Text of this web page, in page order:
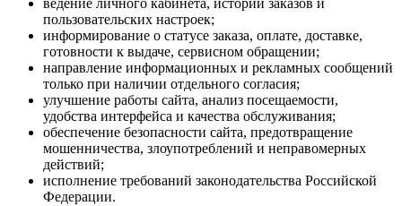
ведение личного кабинета, истории заказов и
пользовательских настроек;
информирование о статусе заказа, оплате, доставке,
готовности к выдаче, сервисном обращении;
направление информационных и рекламных сообщений
только при наличии отдельного согласия;
улучшение работы сайта, анализ посещаемости,
удобства интерфейса и качества обслуживания;
обеспечение безопасности сайта, предотвращение
мошенничества, злоупотреблений и неправомерных
действий;
исполнение требований законодательства Российской
Федерации.